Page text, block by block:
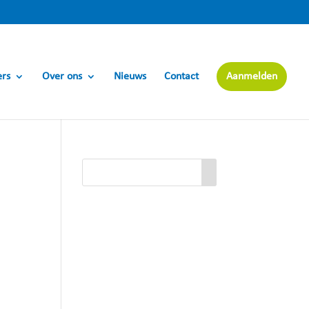
Over ons Nieuws Contact Aanmelden